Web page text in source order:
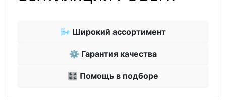
🌬 Широкий ассортимент
⚙ Гарантия качества
🎛 Помощь в подборе